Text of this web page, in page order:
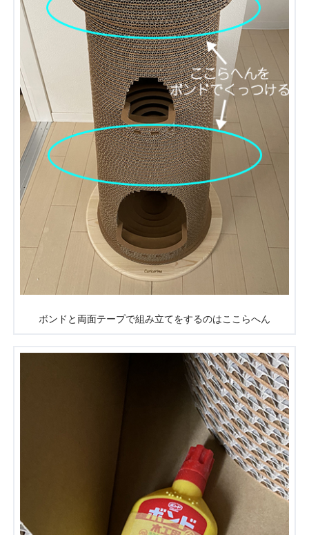
ボンドと両面テープで組み立てをするのはここらへん